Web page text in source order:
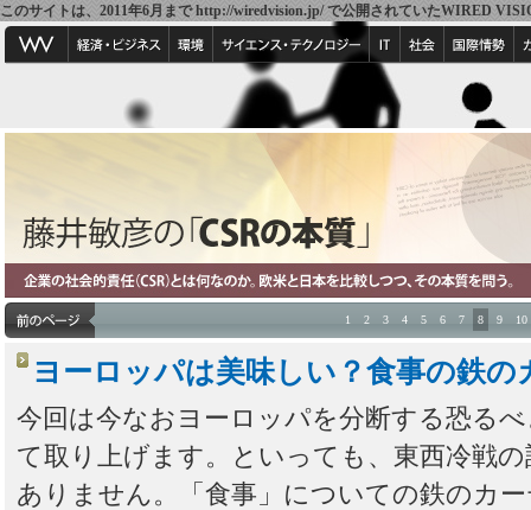
このサイトは、2011年6月まで http://wiredvision.jp/ で公開されていたWIRED
1 2 3 4 5 6 7 8 9 10
ヨーロッパは美味しい？食事の鉄の
今回は今なおヨーロッパを分断する恐る
て取り上げます。といっても、東西冷戦
ありません。「食事」についての鉄のカ